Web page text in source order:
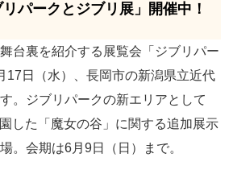
パークとジブリ展」開催中！
台裏を紹介する展覧会「ジブリパー
17日（水）、長岡市の新潟県立近代
。ジブリパークの新エリアとして
した「魔女の谷」に関する追加展示
。会期は6月9日（日）まで。